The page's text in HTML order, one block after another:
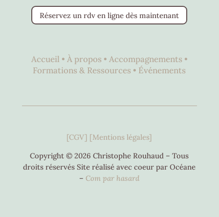
Réservez un rdv en ligne dès maintenant
Accueil • À propos • Accompagnements •
Formations & Ressources • Événements
[CGV] [Mentions légales]
Copyright © 2026 Christophe Rouhaud – Tous
droits réservés Site réalisé avec coeur par Océane
– Com par hasard